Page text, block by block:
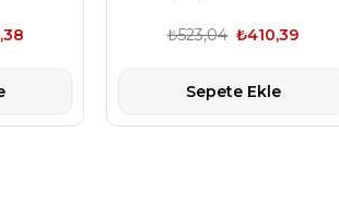
₺410,39
₺523,04
Sepete Ekle